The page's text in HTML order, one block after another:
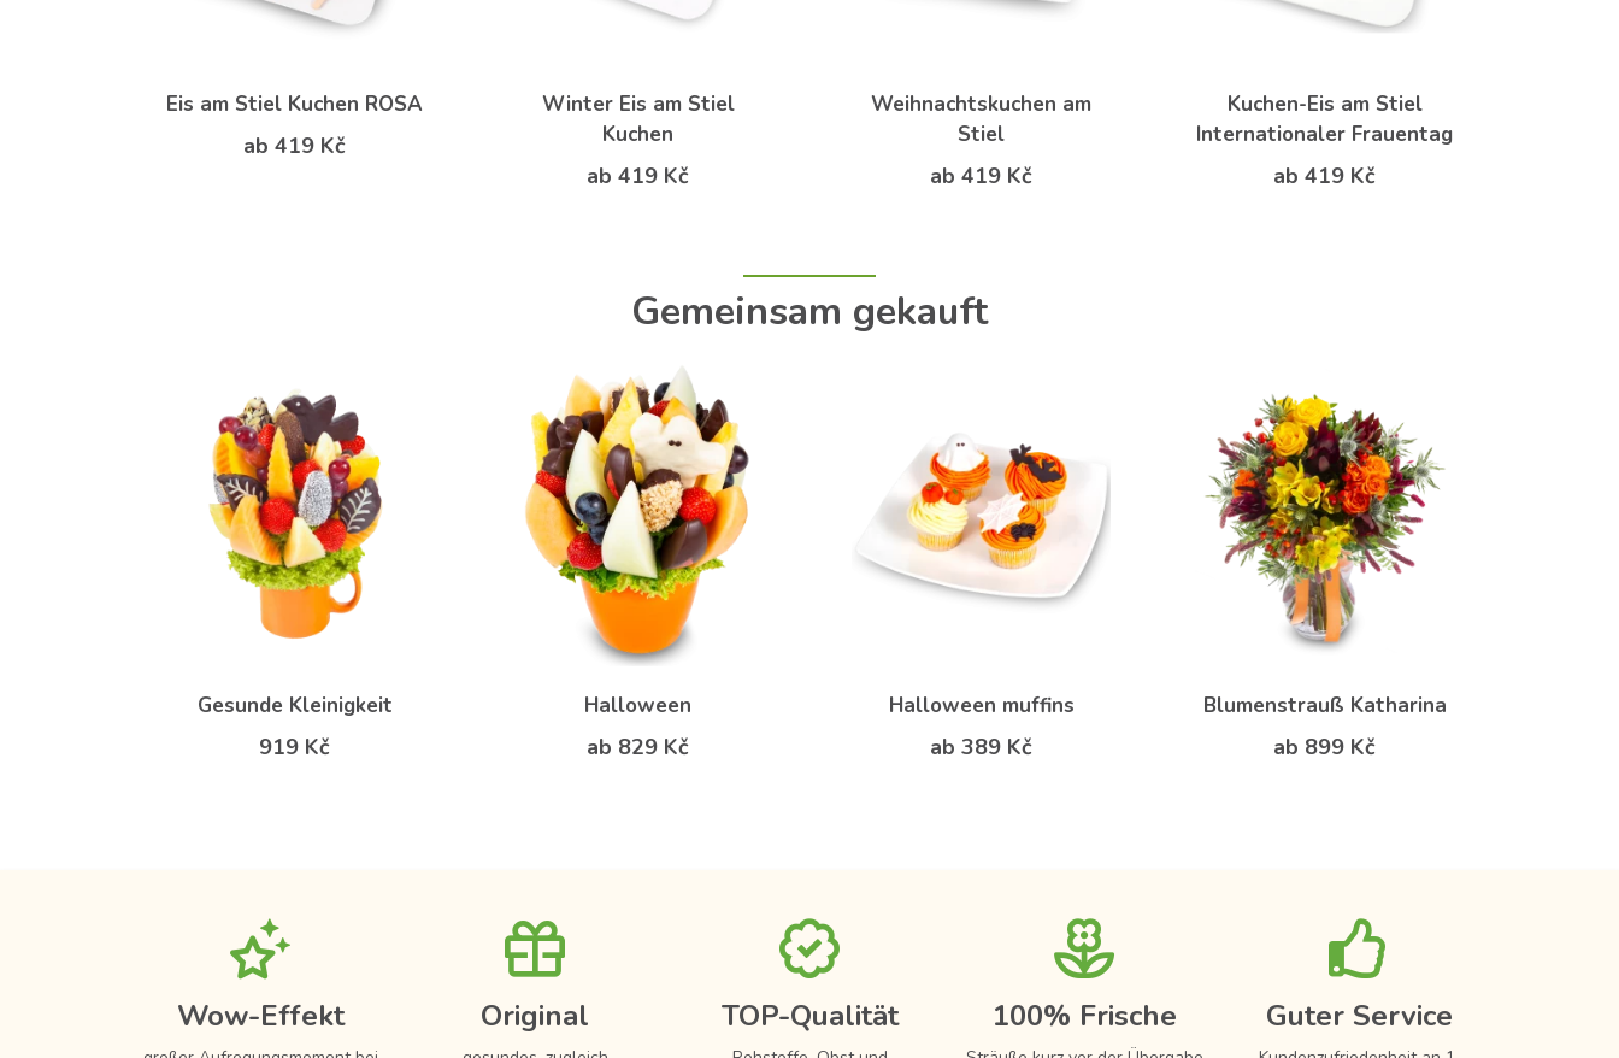
Eis am Stiel Kuchen ROSA
ab 419 Kč
Winter Eis am Stiel
Kuchen
ab 419 Kč
Weihnachtskuchen am
Stiel
ab 419 Kč
Kuchen-Eis am Stiel
Internationaler Frauentag
ab 419 Kč
Gemeinsam gekauft
Gesunde Kleinigkeit
919 Kč
Halloween
ab 829 Kč
Halloween muffins
ab 389 Kč
Blumenstrauß Katharina
ab 899 Kč
Wow-Effekt Original TOP-Qualität 100% Frische Guter Service